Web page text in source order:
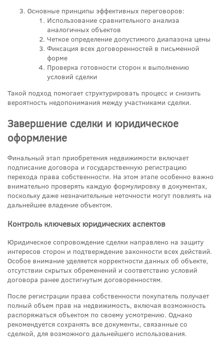
Основные принципы эффективных переговоров:
Использование сравнительного анализа
аналогичных объектов
Четкое определение допустимого диапазона цены
Фиксация всех договоренностей в письменной
форме
Проверка готовности сторон к выполнению
условий сделки
Такой подход помогает структурировать процесс и снизить
вероятность недопонимания между участниками сделки.
Завершение сделки и юридическое
оформление
Финальный этап приобретения недвижимости включает
подписание договора и государственную регистрацию
перехода права собственности. На этом этапе особенно важно
внимательно проверять каждую формулировку в документах,
поскольку даже незначительные неточности могут повлиять на
дальнейшее владение объектом.
Контроль ключевых юридических аспектов
Юридическое сопровождение сделки направлено на защиту
интересов сторон и подтверждение законности всех действий.
Особое внимание уделяется корректности данных об объекте,
отсутствии скрытых обременений и соответствию условий
договора ранее достигнутым договоренностям.
После регистрации права собственности покупатель получает
полный объем прав на недвижимость, включая возможность
распоряжаться объектом по своему усмотрению. Однако
рекомендуется сохранять все документы, связанные со
сделкой, для возможного дальнейшего использования.